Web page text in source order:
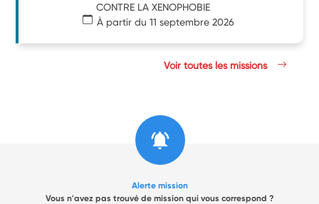
CONTRE LA XENOPHOBIE
À partir du 11 septembre 2026
Voir toutes les missions
Alerte mission
Vous n'avez pas trouvé de mission qui vous correspond ?